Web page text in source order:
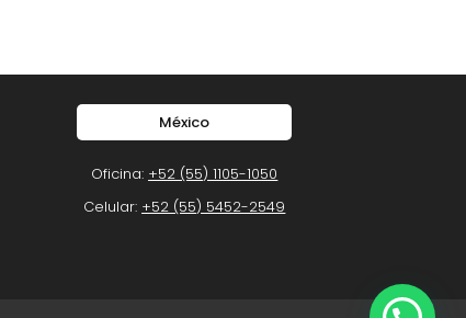
México
Oficina: +52 (55) 1105-1050
Celular: +52 (55) 5452-2549